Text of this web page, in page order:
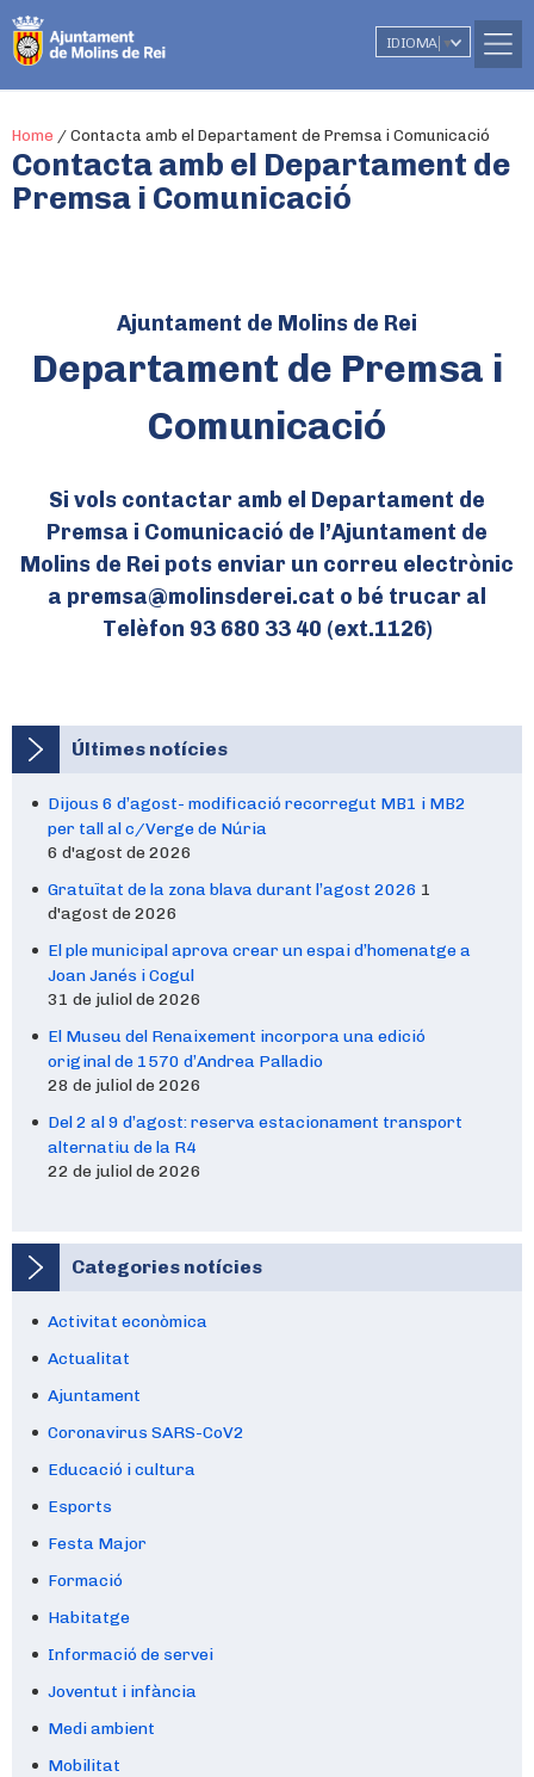
IDIOMA ▼
Home / Contacta amb el Departament de Premsa i Comunicació
Contacta amb el Departament de
Premsa i Comunicació
Ajuntament de Molins de Rei
Departament de Premsa i
Comunicació
Si vols contactar amb el Departament de
Premsa i Comunicació de l’Ajuntament de
Molins de Rei pots enviar un correu electrònic
a premsa@molinsderei.cat o bé trucar al
Telèfon 93 680 33 40 (ext.1126)
Últimes notícies
Dijous 6 d’agost- modificació recorregut MB1 i MB2
per tall al c/Verge de Núria
6 d'agost de 2026
Gratuïtat de la zona blava durant l’agost 2026 1
d'agost de 2026
El ple municipal aprova crear un espai d’homenatge a
Joan Janés i Cogul
31 de juliol de 2026
El Museu del Renaixement incorpora una edició
original de 1570 d’Andrea Palladio
28 de juliol de 2026
Del 2 al 9 d’agost: reserva estacionament transport
alternatiu de la R4
22 de juliol de 2026
Categories notícies
Activitat econòmica
Actualitat
Ajuntament
Coronavirus SARS-CoV2
Educació i cultura
Esports
Festa Major
Formació
Habitatge
Informació de servei
Joventut i infància
Medi ambient
Mobilitat